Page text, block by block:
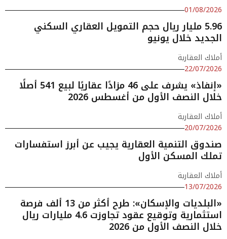
01/08/2026
5.96 مليار ريال حجم التمويل العقاري السكني
الجديد خلال يونيو
أملاك العقارية
22/07/2026
«إنفاذ» يشرف على 46 مزادًا عقاريًا لبيع 541 أصلًا
خلال النصف الأول من أغسطس 2026
أملاك العقارية
20/07/2026
صندوق التنمية العقارية يجيب عن أبرز استفسارات
تملك المسكن الأول
أملاك العقارية
13/07/2026
«البلديات والإسكان»: طرح أكثر من 13 ألف فرصة
استثمارية وتوقيع عقود تجاوزت 4.6 مليارات ريال
خلال النصف الأول من 2026